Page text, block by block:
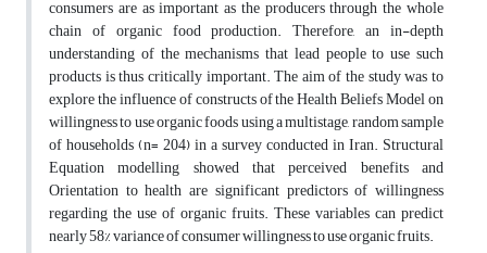
consumers are as important as the producers through the whole
chain of organic food production. Therefore, an in-depth
understanding of the mechanisms that lead people to use such
products is thus critically important. The aim of the study was to
explore the influence of constructs of the Health Beliefs Model on
willingness to use organic foods using a multistage, random sample
of households (n= 204) in a survey conducted in Iran. Structural
Equation modelling showed that perceived benefits and
Orientation to health are significant predictors of willingness
regarding the use of organic fruits. These variables can predict
nearly 58% variance of consumer willingness to use organic fruits.